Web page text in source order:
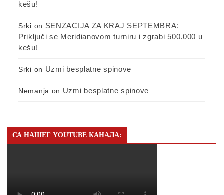
kešu!
Srki on SENZACIJA ZA KRAJ SEPTEMBRA:
Priključi se Meridianovom turniru i zgrabi 500.000 u
kešu!
Srki on Uzmi besplatne spinove
Nemanja on Uzmi besplatne spinove
СА НАШЕГ YOUTUBE КАНАЛА: